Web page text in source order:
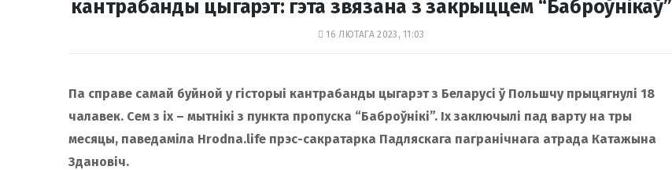
кантрабанды цыгарэт: гэта звязана з закрыццём “Баброўнікаў”
16 ЛЮТАГА 2023, 11:03
Па справе самай буйной у гісторыі кантрабанды цыгарэт з Беларусі ў Польшчу прыцягнулі 18
чалавек. Сем з іх – мытнікі з пункта пропуска “Баброўнікі”. Іх заключылі пад варту на тры
месяцы, паведаміла Hrodna.life прэс-сакратарка Падляскага пагранічнага атрада Катажына
Здановіч.